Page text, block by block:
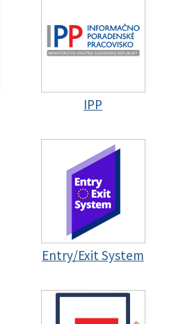
IPP
Entry/Exit System